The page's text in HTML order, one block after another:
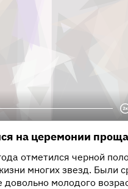
на церемонии
отметился черной
многих звезд. Были
довольно молодого